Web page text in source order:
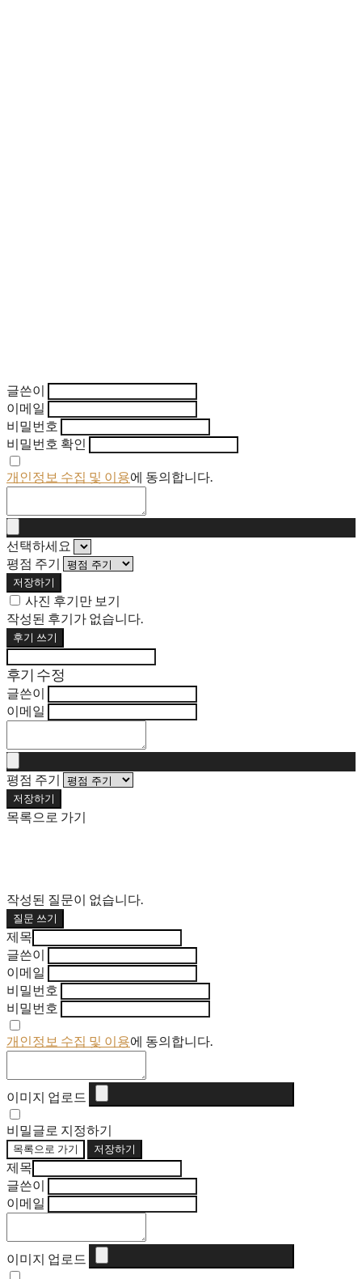
글쓴이
이메일
비밀번호
비밀번호 확인
개인정보 수집 및 이용에 동의합니다.
선택하세요
평점 주기
저장하기
사진 후기만 보기
작성된 후기가 없습니다.
후기 쓰기
후기 수정
글쓴이
이메일
평점 주기
저장하기
목록으로 가기
작성된 질문이 없습니다.
질문 쓰기
제목
글쓴이
이메일
비밀번호
비밀번호
개인정보 수집 및 이용에 동의합니다.
이미지 업로드
비밀글로 지정하기
목록으로 가기 저장하기
제목
글쓴이
이메일
이미지 업로드